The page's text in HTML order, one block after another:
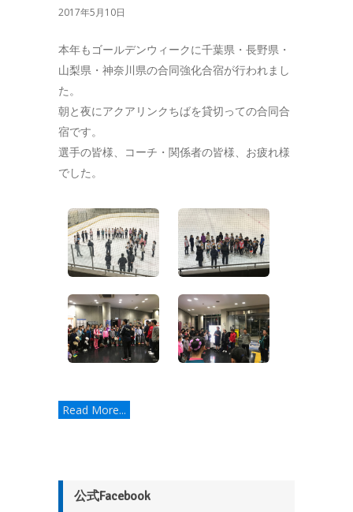
2017年5月10日
本年もゴールデンウィークに千葉県・長野県・
山梨県・神奈川県の合同強化合宿が行われまし
た。
朝と夜にアクアリンクちばを貸切っての合同合
宿です。
選手の皆様、コーチ・関係者の皆様、お疲れ様
でした。
Read More...
公式Facebook